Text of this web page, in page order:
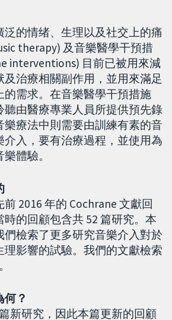
泛的情绪、生理以及社交上的痛
therapy) 及音樂醫學干預措
interventions) 目前已被用來減
治療相關副作用，並用來滿足
的需求。在音樂醫學干預措施
聽由醫療專業人員所提供預先錄
樂療法中則需要由訓練有素的音
介入，要有治療過程，並使用為
體驗。
2016 年的 Cochrane 文獻回
的回顧包含共 52 篇研究。本
們檢索了更多研究音樂介入對於
理影響的試驗。我們的文獻檢索
何？
新研究，因此本篇更新的回顧